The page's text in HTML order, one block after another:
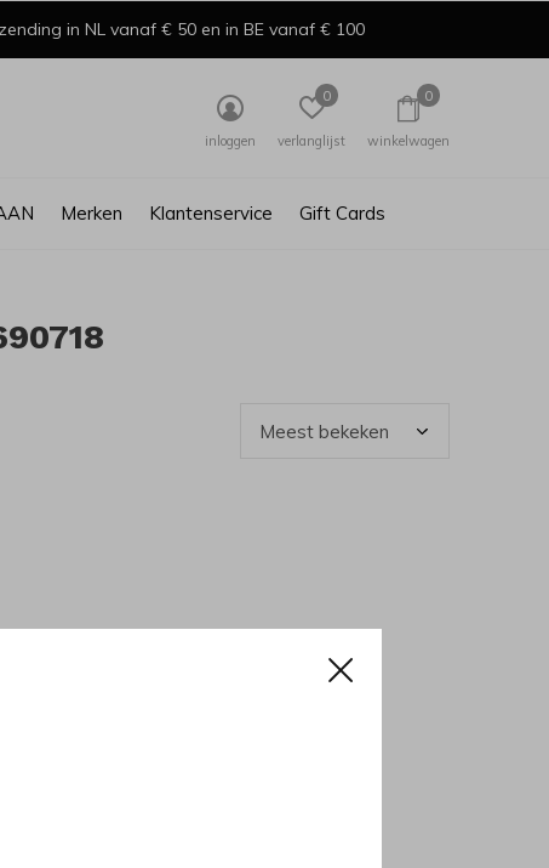
Merken Klantenservice Gift Cards
inloggen verlanglijst
0
winkelwagen
0
in NL vanaf € 50 en in BE vanaf € 100